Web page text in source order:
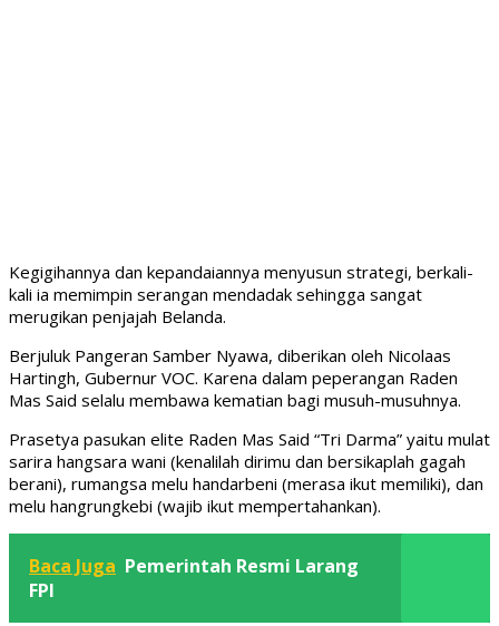
Kegigihannya dan kepandaiannya menyusun strategi, berkali-
kali ia memimpin serangan mendadak sehingga sangat
merugikan penjajah Belanda.
Berjuluk Pangeran Samber Nyawa, diberikan oleh Nicolaas
Hartingh, Gubernur VOC. Karena dalam peperangan Raden
Mas Said selalu membawa kematian bagi musuh-musuhnya.
Prasetya pasukan elite Raden Mas Said “Tri Darma” yaitu mulat
sarira hangsara wani (kenalilah dirimu dan bersikaplah gagah
berani), rumangsa melu handarbeni (merasa ikut memiliki), dan
melu hangrungkebi (wajib ikut mempertahankan).
Baca Juga Pemerintah Resmi Larang
FPI